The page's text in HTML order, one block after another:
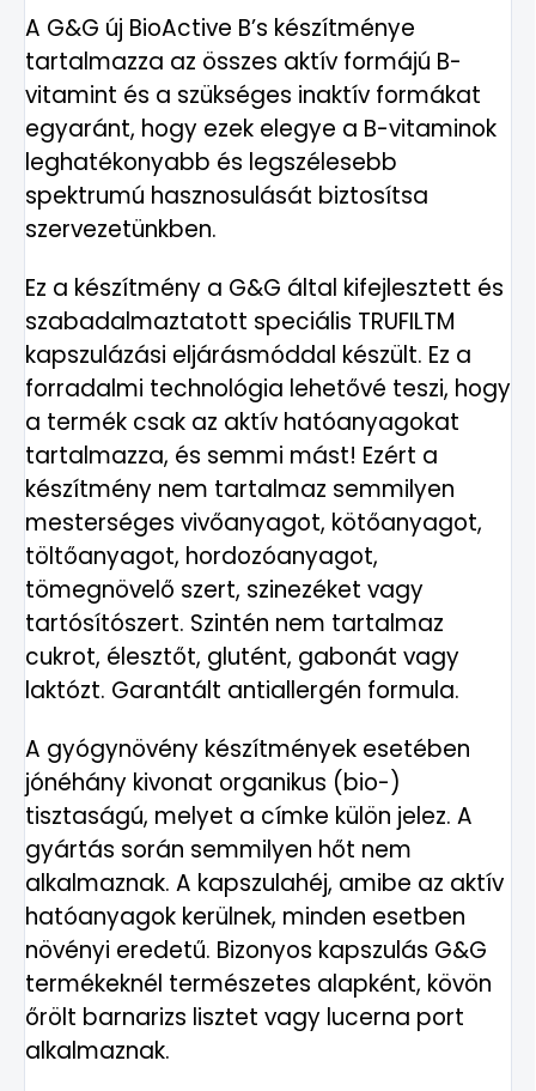
A G&G új BioActive B’s készítménye
tartalmazza az összes aktív formájú B-
vitamint és a szükséges inaktív formákat
egyaránt, hogy ezek elegye a B-vitaminok
leghatékonyabb és legszélesebb
spektrumú hasznosulását biztosítsa
szervezetünkben.
Ez a készítmény a G&G által kifejlesztett és
szabadalmaztatott speciális TRUFILTM
kapszulázási eljárásmóddal készült. Ez a
forradalmi technológia lehetővé teszi, hogy
a termék csak az aktív hatóanyagokat
tartalmazza, és semmi mást! Ezért a
készítmény nem tartalmaz semmilyen
mesterséges vivőanyagot, kötőanyagot,
töltőanyagot, hordozóanyagot,
tömegnövelő szert, szinezéket vagy
tartósítószert. Szintén nem tartalmaz
cukrot, élesztőt, glutént, gabonát vagy
laktózt. Garantált antiallergén formula.
A gyógynövény készítmények esetében
jónéhány kivonat organikus (bio-)
tisztaságú, melyet a címke külön jelez. A
gyártás során semmilyen hőt nem
alkalmaznak. A kapszulahéj, amibe az aktív
hatóanyagok kerülnek, minden esetben
növényi eredetű. Bizonyos kapszulás G&G
termékeknél természetes alapként, kövön
őrölt barnarizs lisztet vagy lucerna port
alkalmaznak.